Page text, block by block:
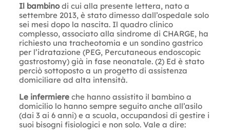
Il bambinodi cui alla presente lettera, nato a
settembre 2013, è stato dimesso dall’ospedale solo
sei mesi dopo la nascita. Il quadro clinico
complesso, associato alla sindrome di CHARGE, ha
richiesto una tracheotomia e un sondino gastrico
per l’idratazione (PEG, Percutaneous endoscopic
gastrostomy) già in fase neonatale. (2) Ed è stato
perciò sottoposto a un progetto di assistenza
domiciliare ad alta intensità.
Le infermiereche hanno assistito il bambino a
domicilio lo hanno sempre seguito anche all’asilo
(dai 3 ai 6 anni) e a scuola, occupandosi di gestire i
suoi bisogni fisiologici e non solo. Vale a dire: